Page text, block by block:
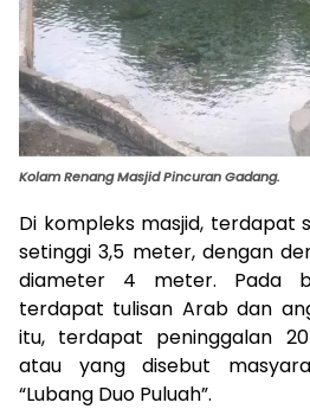
Kolam Renang Masjid Pincuran Gadang.
Di kompleks masjid, terdapat
setinggi 3,5 meter, dengan
diameter 4 meter. Pada
terdapat tulisan Arab dan
itu, terdapat peninggalan
atau yang disebut
“Lubang Duo Puluah”.